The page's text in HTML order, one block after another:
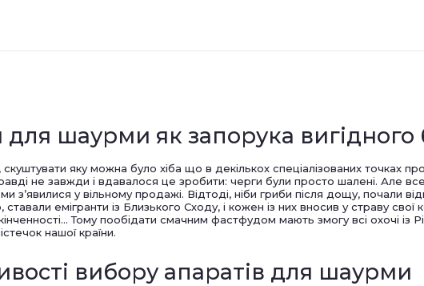
для шаурми як запорука вигідного
яку можна було хіба що в декількох спеціалізованих точках
не завжди і вдавалося це зробити: черги були просто шалені. Але
у вільному продажі. Відтоді, ніби гриби після дощу, почали
ставали емігранти із Близького Сходу, і кожен із них вносив у страву свої
Тому пообідати смачним фастфудом мають змогу всі охочі із
нашої країни.
вибору апаратів для шаурми